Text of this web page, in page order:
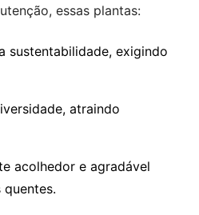
essas plantas:
sustentabilidade, exigindo
atraindo
acolhedor e agradável
quentes.